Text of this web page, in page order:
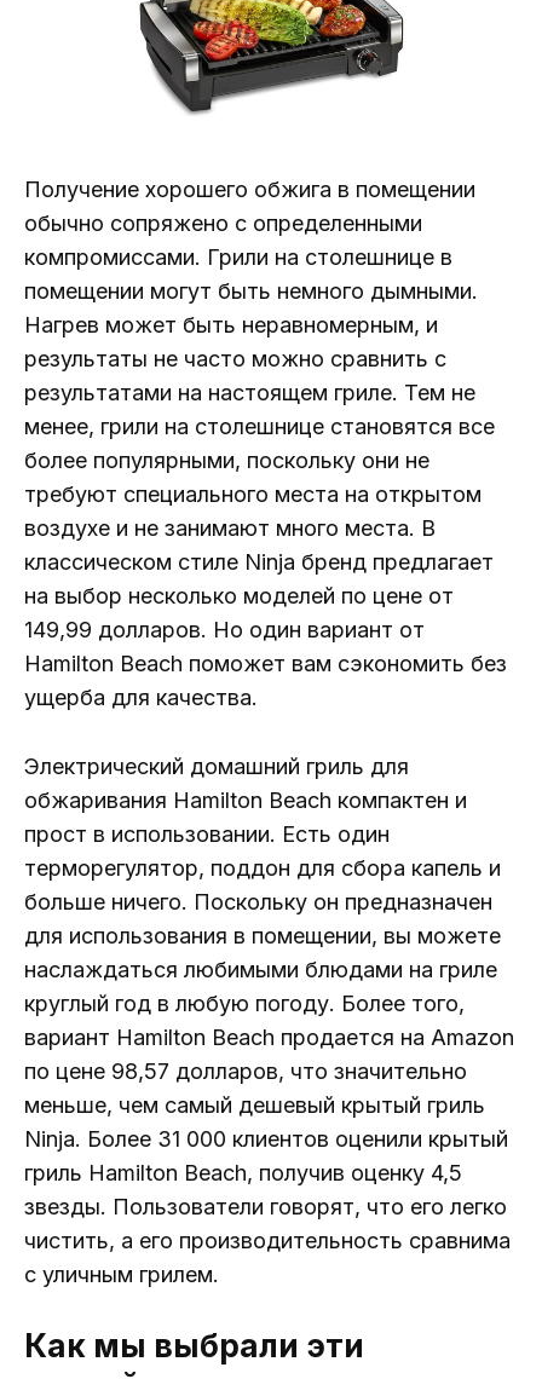
Получение хорошего обжига в помещении
обычно сопряжено с определенными
компромиссами. Грили на столешнице в
помещении могут быть немного дымными.
Нагрев может быть неравномерным, и
результаты не часто можно сравнить с
результатами на настоящем гриле. Тем не
менее, грили на столешнице становятся все
более популярными, поскольку они не
требуют специального места на открытом
воздухе и не занимают много места. В
классическом стиле Ninja бренд предлагает
на выбор несколько моделей по цене от
149,99 долларов. Но один вариант от
Hamilton Beach поможет вам сэкономить без
ущерба для качества.
Электрический домашний гриль для
обжаривания Hamilton Beach компактен и
прост в использовании. Есть один
терморегулятор, поддон для сбора капель и
больше ничего. Поскольку он предназначен
для использования в помещении, вы можете
наслаждаться любимыми блюдами на гриле
круглый год в любую погоду. Более того,
вариант Hamilton Beach продается на Amazon
по цене 98,57 долларов, что значительно
меньше, чем самый дешевый крытый гриль
Ninja. Более 31 000 клиентов оценили крытый
гриль Hamilton Beach, получив оценку 4,5
звезды. Пользователи говорят, что его легко
чистить, а его производительность сравнима
с уличным грилем.
Как мы выбрали эти